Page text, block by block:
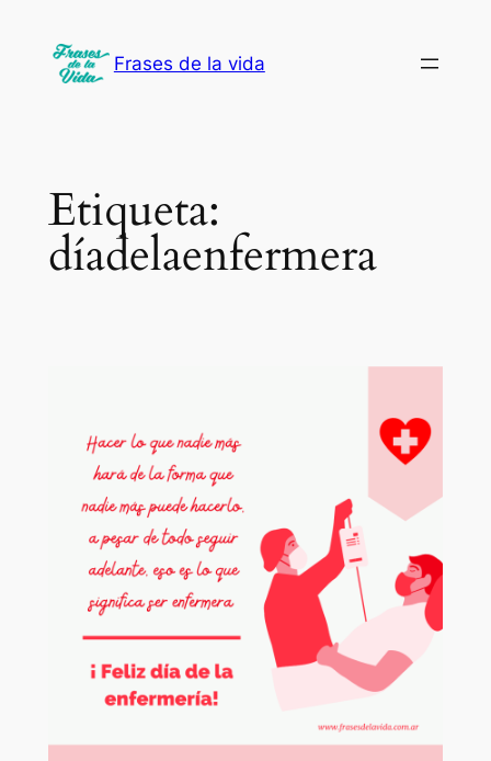
contenido
Frases de la vida
Etiqueta:
díadelaenfermera